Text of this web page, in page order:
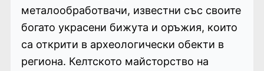
металообработвачи, известни със своите
богато украсени бижута и оръжия, които
са открити в археологически обекти в
региона. Келтското майсторство на